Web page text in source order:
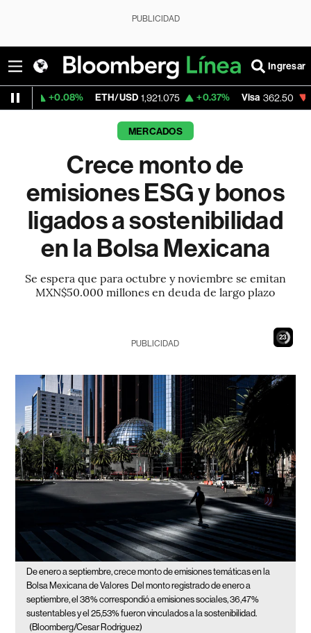
PUBLICIDAD
Ingresar
ETH/USD 1,921.075 +0.37% Visa 362.50 -2.15%
MERCADOS
Crece monto de
emisiones ESG y bonos
ligados a sostenibilidad
en la Bolsa Mexicana
Se espera que para octubre y noviembre se emitan
MXN$50.000 millones en deuda de largo plazo
21
PUBLICIDAD
De enero a septiembre, crece monto de emisiones temáticas en la
Bolsa Mexicana de Valores Del monto registrado de enero a
septiembre, el 38% correspondió a emisiones sociales, 36,47%
sustentables y el 25,53% fueron vinculados a la sostenibilidad.
(Bloomberg/Cesar Rodriguez)